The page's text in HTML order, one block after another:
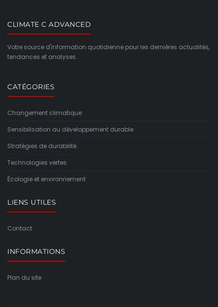
CLIMATE C ADVANCED
Votre source d'information quotidienne pour les dernières actualités,
tendances et analyses.
CATÉGORIES
Changement climatique
Sensibilisation au développement durable
Stratégies de durabilité
Technologies vertes
Écologie et environnement
LIENS UTILES
Contact
INFORMATIONS
Plan du site